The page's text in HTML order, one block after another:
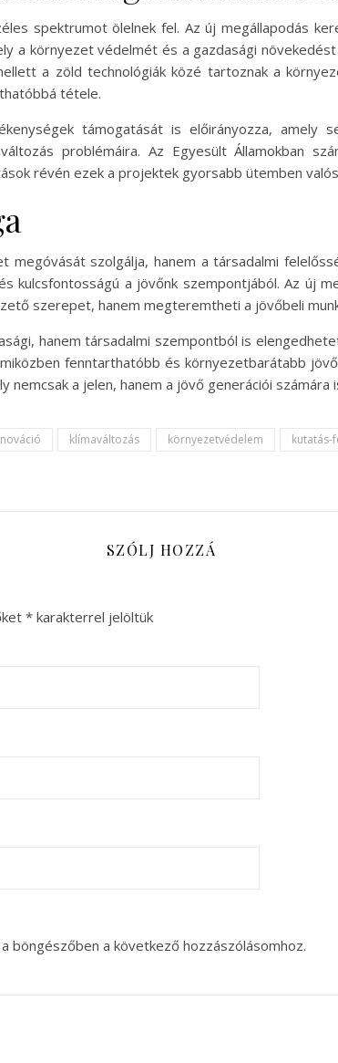
spektrumot ölelnek fel. Az új megállapodás
a környezet védelmét és a gazdasági
a zöld technológiák közé tartoznak a
tétele.
támogatását is előirányozza, amely
problémáira. Az Egyesült Államokban
révén ezek a projektek gyorsabb ütemben
megóvását szolgálja, hanem a társadalmi
kulcsfontosságú a jövőnk szempontjából. Az új
szerepet, hanem megteremtheti a jövőbeli
hanem társadalmi szempontból is
fenntarthatóbb és környezetbarátabb
a jelen, hanem a jövő generációi számára
klímaváltozás környezetvédelem kutatás-
SZÓLJ HOZZÁ
* karakterrel jelöltük
böngészőben a következő hozzászólásomhoz.